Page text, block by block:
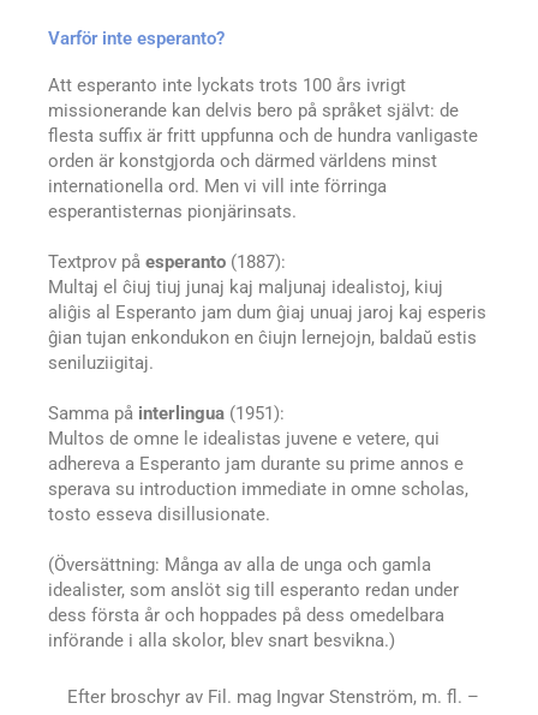
Varför inte esperanto?
Att esperanto inte lyckats trots 100 års ivrigt
missionerande kan delvis bero på språket självt: de
flesta suffix är fritt uppfunna och de hundra vanligaste
orden är konstgjorda och därmed världens minst
internationella ord. Men vi vill inte förringa
esperantisternas pionjärinsats.
Textprov på esperanto (1887):
Multaj el ĉiuj tiuj junaj kaj maljunaj idealistoj, kiuj
aliĝis al Esperanto jam dum ĝiaj unuaj jaroj kaj esperis
ĝian tujan enkondukon en ĉiujn lernejojn, baldaŭ estis
seniluziigitaj.
Samma på interlingua (1951):
Multos de omne le idealistas juvene e vetere, qui
adhereva a Esperanto jam durante su prime annos e
sperava su introduction immediate in omne scholas,
tosto esseva disillusionate.
(Översättning: Många av alla de unga och gamla
idealister, som anslöt sig till esperanto redan under
dess första år och hoppades på dess omedelbara
införande i alla skolor, blev snart besvikna.)
Efter broschyr av Fil. mag Ingvar Stenström, m. fl. –